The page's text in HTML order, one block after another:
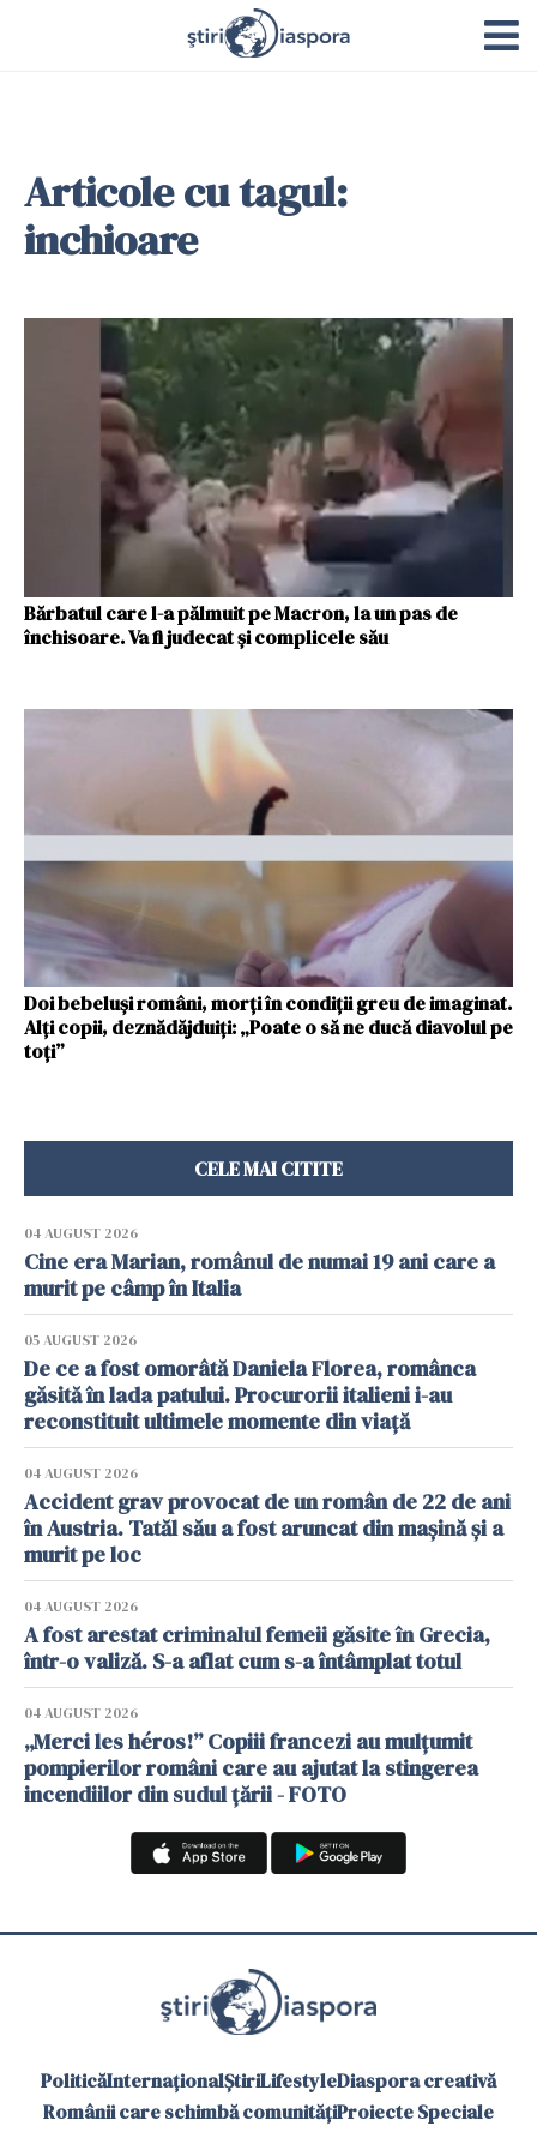
Articole cu tagul:
inchioare
Bărbatul care l-a pălmuit pe Macron, la un pas de
închisoare. Va fi judecat şi complicele său
Doi bebeluși români, morți în condiții greu de imaginat.
Alți copii, deznădăjduiți: „Poate o să ne ducă diavolul pe
toți”
CELE MAI CITITE
04 AUGUST 2026
Cine era Marian, românul de numai 19 ani care a
murit pe câmp în Italia
05 AUGUST 2026
De ce a fost omorâtă Daniela Florea, românca
găsită în lada patului. Procurorii italieni i-au
reconstituit ultimele momente din viață
04 AUGUST 2026
Accident grav provocat de un român de 22 de ani
în Austria. Tatăl său a fost aruncat din mașină și a
murit pe loc
04 AUGUST 2026
A fost arestat criminalul femeii găsite în Grecia,
într-o valiză. S-a aflat cum s-a întâmplat totul
04 AUGUST 2026
„Merci les héros!” Copiii francezi au mulțumit
pompierilor români care au ajutat la stingerea
incendiilor din sudul țării - FOTO
PoliticăInternaționalȘtiriLifestyleDiaspora creativă
Românii care schimbă comunitățiProiecte Speciale